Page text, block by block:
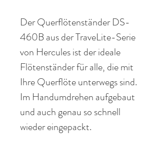
Der QuerflötenständerDS-
460B aus derTraveLite-Serie
von Hercules ist derideale
Flötenständer füralle, diemit
Ihre Querflöte unterwegs sind.
Im Handumdrehen aufgebaut
und auch genau so schnell
wieder eingepackt.